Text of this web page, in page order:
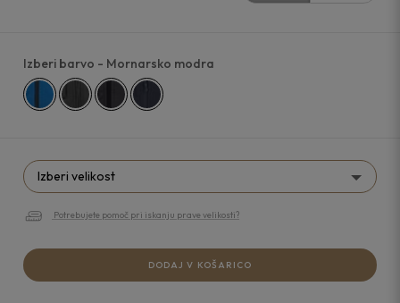
Izberi barvo - Mornarsko modra
Izberi velikost
Potrebujete pomoč pri iskanju prave velikosti?
DODAJ V KOŠARICO